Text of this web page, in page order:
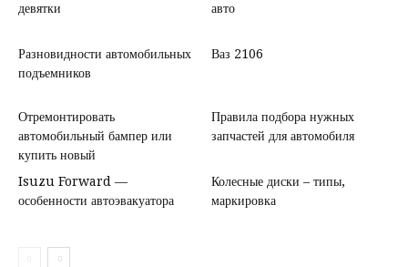
девятки
авто
Разновидности автомобильных
подъемников
Ваз 2106
Отремонтировать
автомобильный бампер или
купить новый
Правила подбора нужных
запчастей для автомобиля
Isuzu Forward —
особенности автоэвакуатора
Колесные диски – типы,
маркировка